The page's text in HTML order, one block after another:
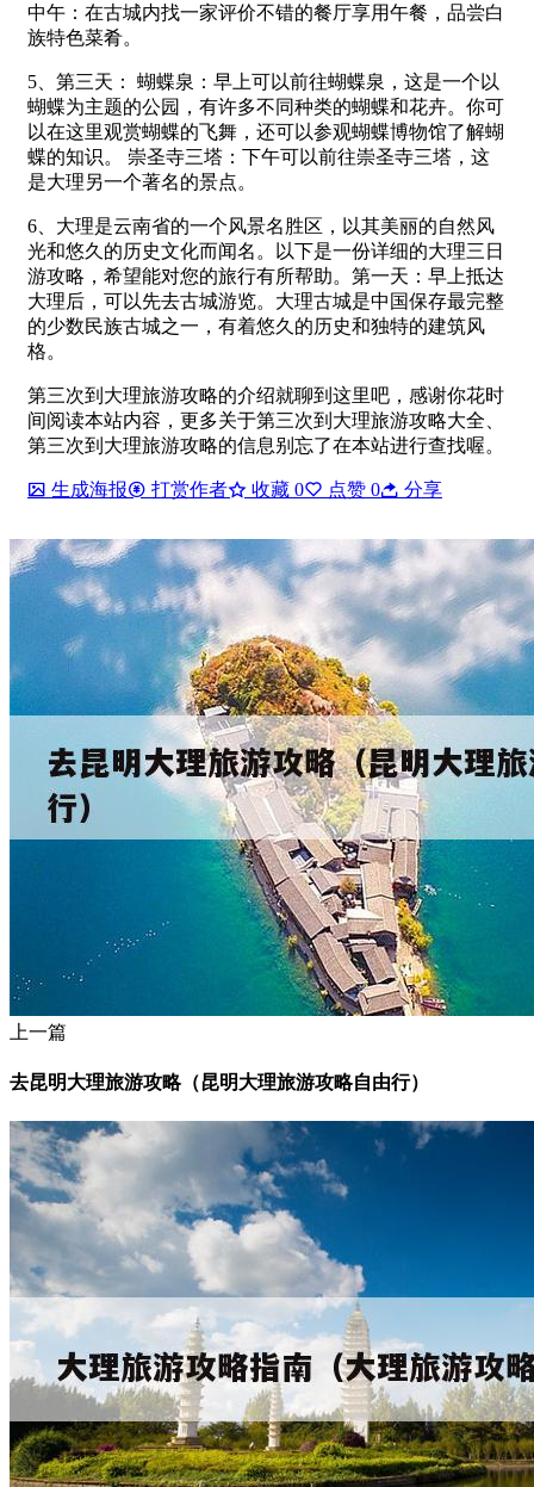
中午：在古城内找一家评价不错的餐厅享用午餐，品尝白
族特色菜肴。
5、第三天： 蝴蝶泉：早上可以前往蝴蝶泉，这是一个以
蝴蝶为主题的公园，有许多不同种类的蝴蝶和花卉。你可
以在这里观赏蝴蝶的飞舞，还可以参观蝴蝶博物馆了解蝴
蝶的知识。 崇圣寺三塔：下午可以前往崇圣寺三塔，这
是大理另一个著名的景点。
6、大理是云南省的一个风景名胜区，以其美丽的自然风
光和悠久的历史文化而闻名。以下是一份详细的大理三日
游攻略，希望能对您的旅行有所帮助。第一天：早上抵达
大理后，可以先去古城游览。大理古城是中国保存最完整
的少数民族古城之一，有着悠久的历史和独特的建筑风
格。
第三次到大理旅游攻略的介绍就聊到这里吧，感谢你花时
间阅读本站内容，更多关于第三次到大理旅游攻略大全、
第三次到大理旅游攻略的信息别忘了在本站进行查找喔。
生成海报 打赏作者 收藏 0 点赞 0 分享
上一篇
去昆明大理旅游攻略（昆明大理旅游攻略自由行）